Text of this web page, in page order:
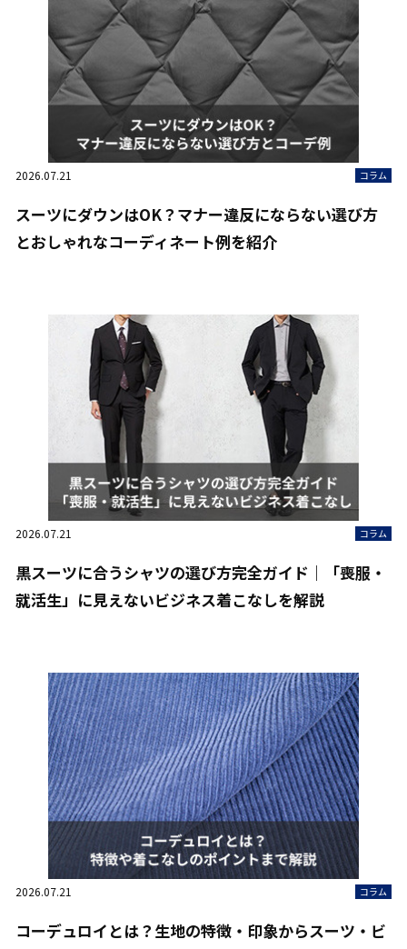
2026.07.21 コラム
スーツにダウンはOK？マナー違反にならない選び方
とおしゃれなコーディネート例を紹介
2026.07.21 コラム
黒スーツに合うシャツの選び方完全ガイド｜「喪服・
就活生」に見えないビジネス着こなしを解説
2026.07.21 コラム
コーデュロイとは？生地の特徴・印象からスーツ・ビ